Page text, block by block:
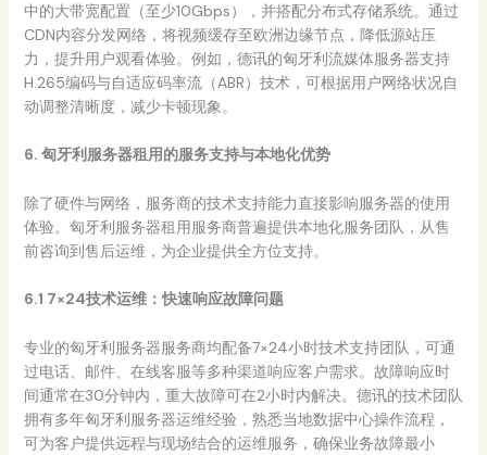
中的大带宽配置（至少10Gbps），并搭配分布式存储系统。通过
CDN内容分发网络，将视频缓存至欧洲边缘节点，降低源站压
力，提升用户观看体验。例如，德讯的匈牙利流媒体服务器支持
H.265编码与自适应码率流（ABR）技术，可根据用户网络状况自
动调整清晰度，减少卡顿现象。
6. 匈牙利服务器租用的服务支持与本地化优势
除了硬件与网络，服务商的技术支持能力直接影响服务器的使用
体验。匈牙利服务器租用服务商普遍提供本地化服务团队，从售
前咨询到售后运维，为企业提供全方位支持。
6.1 7×24技术运维：快速响应故障问题
专业的匈牙利服务器服务商均配备7×24小时技术支持团队，可通
过电话、邮件、在线客服等多种渠道响应客户需求。故障响应时
间通常在30分钟内，重大故障可在2小时内解决。德讯的技术团队
拥有多年匈牙利服务器运维经验，熟悉当地数据中心操作流程，
可为客户提供远程与现场结合的运维服务，确保业务故障最小